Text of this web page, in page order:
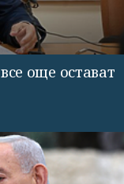
още остават